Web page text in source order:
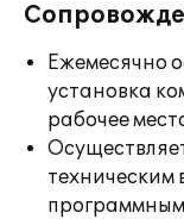
Ежемесячно
установка
рабочее
техническим